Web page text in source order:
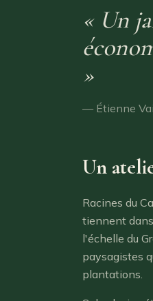
« Un
»
— Étienne
Un
Racines du
tiennent
l'échelle du
paysagistes
plantations.